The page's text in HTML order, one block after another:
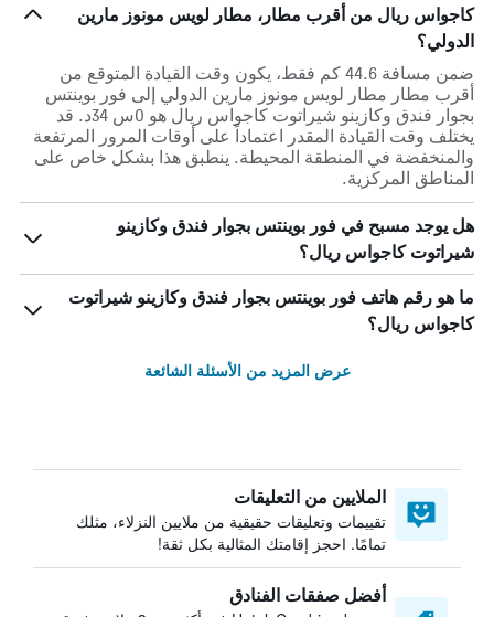
كاجواس ريال من أقرب مطار، مطار لويس مونوز مارين
الدولي؟
ضمن مسافة 44.6 كم فقط، يكون وقت القيادة المتوقع من
أقرب مطار مطار لويس مونوز مارين الدولي إلى فور بوينتس
بجوار فندق وكازينو شيراتوت كاجواس ريال هو 0س 34د. قد
يختلف وقت القيادة المقدر اعتماداً على أوقات المرور المرتفعة
والمنخفضة في المنطقة المحيطة. ينطبق هذا بشكل خاص على
المناطق المركزية.
هل يوجد مسبح في فور بوينتس بجوار فندق وكازينو
شيراتوت كاجواس ريال؟
ما هو رقم هاتف فور بوينتس بجوار فندق وكازينو شيراتوت
كاجواس ريال؟
عرض المزيد من الأسئلة الشائعة
الملايين من التعليقات
تقييمات وتعليقات حقيقية من ملايين النزلاء، مثلك
تمامًا. احجز إقامتك المثالية بكل ثقة!
أفضل صفقات الفنادق